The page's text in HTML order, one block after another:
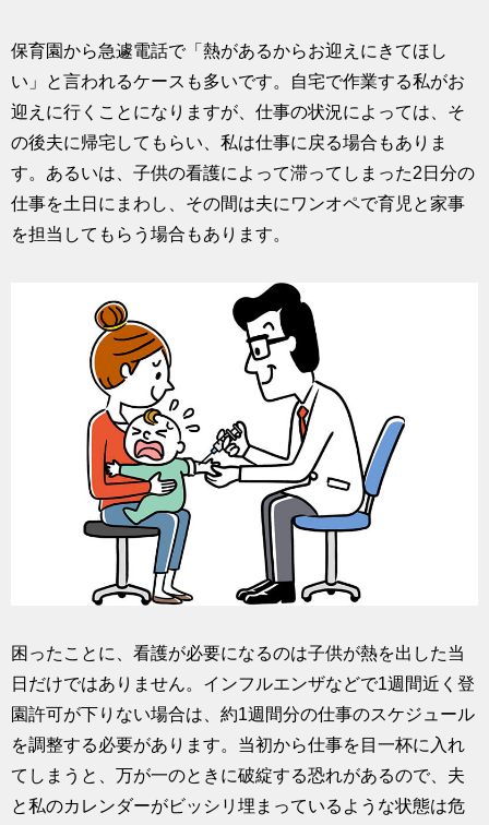
保育園から急遽電話で「熱があるからお迎えにきてほし
い」と言われるケースも多いです。自宅で作業する私がお
迎えに行くことになりますが、仕事の状況によっては、そ
の後夫に帰宅してもらい、私は仕事に戻る場合もありま
す。あるいは、子供の看護によって滞ってしまった2日分の
仕事を土日にまわし、その間は夫にワンオペで育児と家事
を担当してもらう場合もあります。
困ったことに、看護が必要になるのは子供が熱を出した当
日だけではありません。インフルエンザなどで1週間近く登
園許可が下りない場合は、約1週間分の仕事のスケジュール
を調整する必要があります。当初から仕事を目一杯に入れ
てしまうと、万が一のときに破綻する恐れがあるので、夫
と私のカレンダーがビッシリ埋まっているような状態は危